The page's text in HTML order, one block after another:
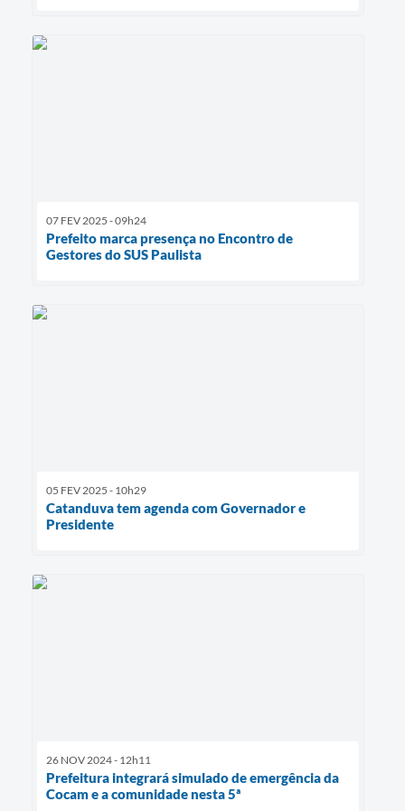
07 FEV 2025 - 09h24
Prefeito marca presença no Encontro de
Gestores do SUS Paulista
05 FEV 2025 - 10h29
Catanduva tem agenda com Governador e
Presidente
26 NOV 2024 - 12h11
Prefeitura integrará simulado de emergência da
Cocam e a comunidade nesta 5ª